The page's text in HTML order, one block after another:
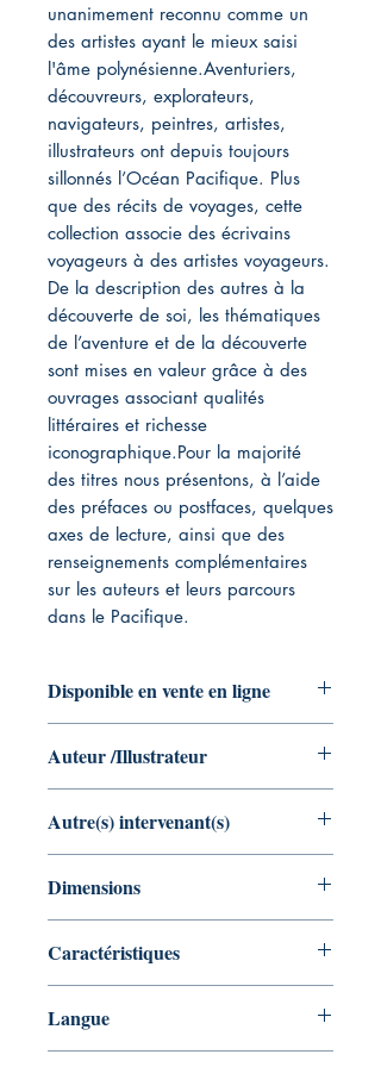
unanimement reconnu comme un
des artistes ayant le mieux saisi
l'âme polynésienne.Aventuriers,
découvreurs, explorateurs,
navigateurs, peintres, artistes,
illustrateurs ont depuis toujours
sillonnés l’Océan Pacifique. Plus
que des récits de voyages, cette
collection associe des écrivains
voyageurs à des artistes voyageurs.
De la description des autres à la
découverte de soi, les thématiques
de l’aventure et de la découverte
sont mises en valeur grâce à des
ouvrages associant qualités
littéraires et richesse
iconographique.Pour la majorité
des titres nous présentons, à l’aide
des préfaces ou postfaces, quelques
axes de lecture, ainsi que des
renseignements complémentaires
sur les auteurs et leurs parcours
dans le Pacifique.
Disponible en vente en ligne
Auteur /Illustrateur
Illustrateur : Jacques Boullaire
Autre(s) intervenant(s)
Dimensions
Caractéristiques
Langue